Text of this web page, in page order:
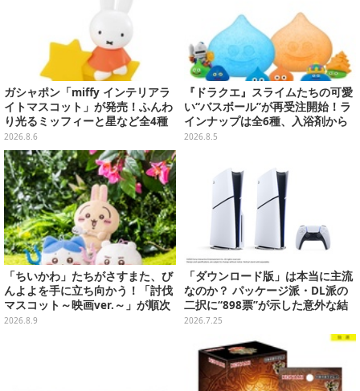
ガシャポン「miffy インテリアラ
イトマスコット」が発売！ふんわ
り光るミッフィーと星など全4種
ラインナップ
2026.8.6
『ドラクエ』スライムたちの可愛
い“バスボール”が再受注開始！ラ
インナップは全6種、入浴剤から
モンスターのフィギュアが出てく
2026.8.5
「ちいかわ」たちがさすまた、び
んよよを手に立ち向かう！「討伐
マスコット～映画ver.～」が順次
展開
2026.8.9
「ダウンロード版」は本当に主流
なのか？ パッケージ派・DL派の
二択に“898票”が示した意外な結
末【アンケ結果】
2026.7.25